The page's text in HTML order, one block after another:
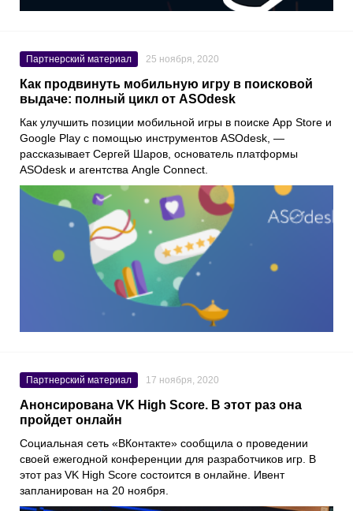
Партнерский материал 25 ноября, 2020
Как продвинуть мобильную игру в поисковой
выдаче: полный цикл от ASOdesk
Как улучшить позиции мобильной игры в поиске App Store и
Google Play с помощью инструментов ASOdesk , —
рассказываетСергей Шаров , основатель платформы
ASOdesk и агентства Angle Connect
Партнерский материал 17 ноября, 2020
Анонсирована VK High Score. В этот раз она
пройдет онлайн
Социальная сеть «ВКонтакте» сообщила о проведении
своей ежегодной конференции для разработчиков игр. В
этот раз VK High Score состоится в онлайне. Ивент
запланирован на 20 ноября.